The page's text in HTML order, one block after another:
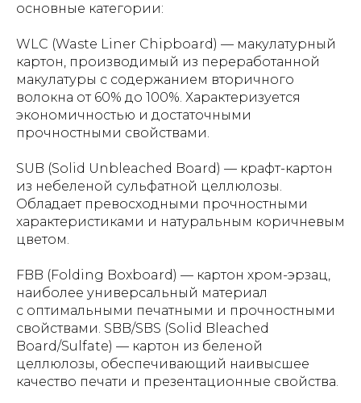
основные категории:
WLC (Waste Liner Chipboard) — макулатурный
картон, производимый из переработанной
макулатуры с содержанием вторичного
волокна от 60% до 100%. Характеризуется
экономичностью и достаточными
прочностными свойствами.
SUB (Solid Unbleached Board) — крафт-картон
из небеленой сульфатной целлюлозы.
Обладает превосходными прочностными
характеристиками и натуральным коричневым
цветом.
FBB (Folding Boxboard) — картон хром-эрзац,
наиболее универсальный материал
с оптимальными печатными и прочностными
свойствами. SBB/SBS (Solid Bleached
Board/Sulfate) — картон из беленой
целлюлозы, обеспечивающий наивысшее
качество печати и презентационные свойства.